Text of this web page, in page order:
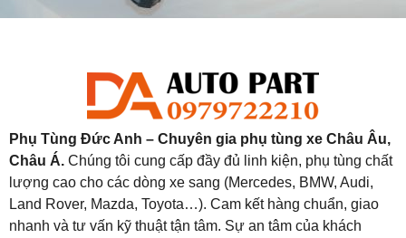
Phụ Tùng Đức Anh – Chuyên gia phụ tùng xe Châu Âu,
Châu Á. Chúng tôi cung cấp đầy đủ linh kiện, phụ tùng chất
lượng cao cho các dòng xe sang (Mercedes, BMW, Audi,
Land Rover, Mazda, Toyota…). Cam kết hàng chuẩn, giao
nhanh và tư vấn kỹ thuật tận tâm. Sự an tâm của khách